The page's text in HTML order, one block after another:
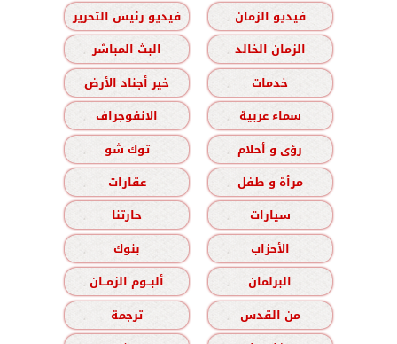
فيديو الزمان
فيديو رئيس التحرير
الزمان الخالد
البث المباشر
خدمات
خير أجناد الأرض
سماء عربية
الانفوجراف
رؤى و أحلام
توك شو
مرأة و طفل
عقارات
سيارات
حارتنا
الأحزاب
بنوك
البرلمان
ألبــوم الزمــان
من القدس
ترجمة